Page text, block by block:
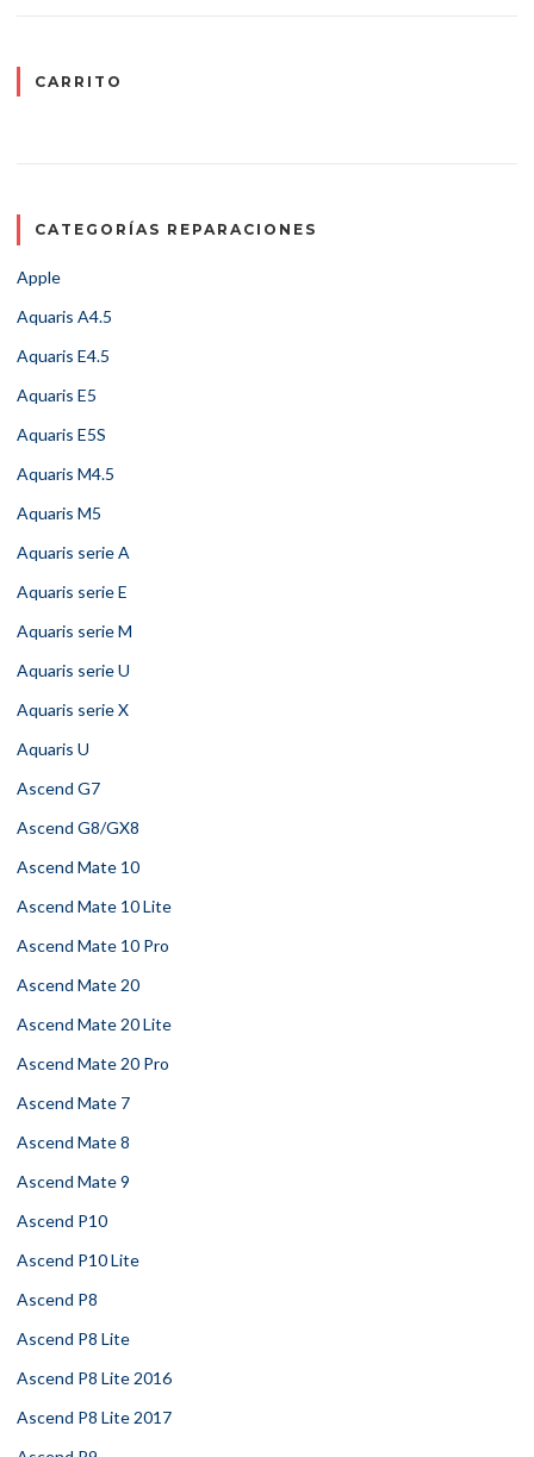
CARRITO
CATEGORÍAS REPARACIONES
Apple
Aquaris A4.5
Aquaris E4.5
Aquaris E5
Aquaris E5S
Aquaris M4.5
Aquaris M5
Aquaris serie A
Aquaris serie E
Aquaris serie M
Aquaris serie U
Aquaris serie X
Aquaris U
Ascend G7
Ascend G8/GX8
Ascend Mate 10
Ascend Mate 10 Lite
Ascend Mate 10 Pro
Ascend Mate 20
Ascend Mate 20 Lite
Ascend Mate 20 Pro
Ascend Mate 7
Ascend Mate 8
Ascend Mate 9
Ascend P10
Ascend P10 Lite
Ascend P8
Ascend P8 Lite
Ascend P8 Lite 2016
Ascend P8 Lite 2017